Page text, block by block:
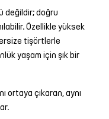
değildir; doğru
Özellikle yüksek
tişörtlerle
yaşam için şık bir
ortaya çıkaran, aynı